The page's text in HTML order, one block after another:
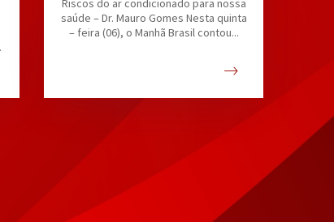
Riscos do ar condicionado para nossa
saúde – Dr. Mauro Gomes Nesta quinta
– feira (06), o Manhã Brasil contou...